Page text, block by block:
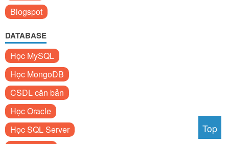
Blogspot
DATABASE
Học MySQL
Học MongoDB
CSDL căn bản
Học Oracle
Học SQL Server
Top